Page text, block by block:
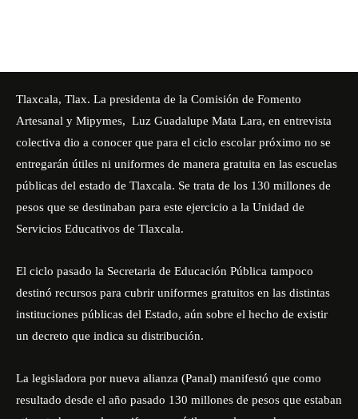
Tlaxcala, Tlax. La presidenta de la Comisión de Fomento
Artesanal y Mipymes, Luz Guadalupe Mata Lara, en entrevista
colectiva dio a conocer que para el ciclo escolar próximo no se
entregarán útiles ni uniformes de manera gratuita en las escuelas
públicas del estado de Tlaxcala. Se trata de los 130 millones de
pesos que se destinaban para este ejercicio a la Unidad de
Servicios Educativos de Tlaxcala.
El ciclo pasado la Secretaria de Educación Pública tampoco
destinó recursos para cubrir uniformes gratuitos en las distintas
instituciones públicas del Estado, aún sobre el hecho de existir
un decreto que indica su distribución.
La legisladora por nueva alianza (Panal) manifestó que como
resultado desde el año pasado 130 millones de pesos que estaban